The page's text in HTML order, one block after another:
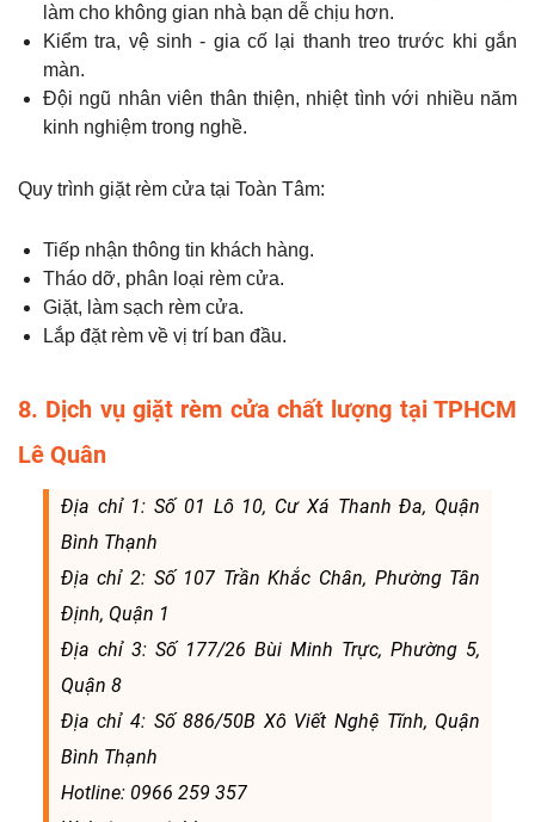
làm cho không gian nhà bạn dễ chịu hơn.
Kiểm tra, vệ sinh - gia cố lại thanh treo trước khi gắn
màn.
Đội ngũ nhân viên thân thiện, nhiệt tình với nhiều năm
kinh nghiệm trong nghề.
Quy trình giặt rèm cửa tại Toàn Tâm:
Tiếp nhận thông tin khách hàng.
Tháo dỡ, phân loại rèm cửa.
Giặt, làm sạch rèm cửa.
Lắp đặt rèm về vị trí ban đầu.
8. Dịch vụ giặt rèm cửa chất lượng tại TPHCM
Lê Quân
Địa chỉ 1: Số 01 Lô 10, Cư Xá Thanh Đa, Quận
Bình Thạnh
Địa chỉ 2: Số 107 Trần Khắc Chân, Phường Tân
Định, Quận 1
Địa chỉ 3: Số 177/26 Bùi Minh Trực, Phường 5,
Quận 8
Địa chỉ 4: Số 886/50B Xô Viết Nghệ Tĩnh, Quận
Bình Thạnh
Hotline: 0966 259 357